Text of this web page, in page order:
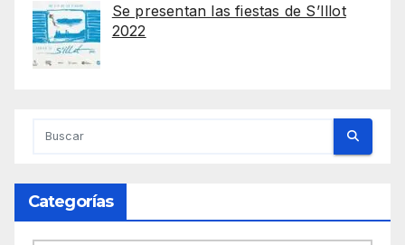
Se presentan las fiestas de S’Illot
2022
Categorías